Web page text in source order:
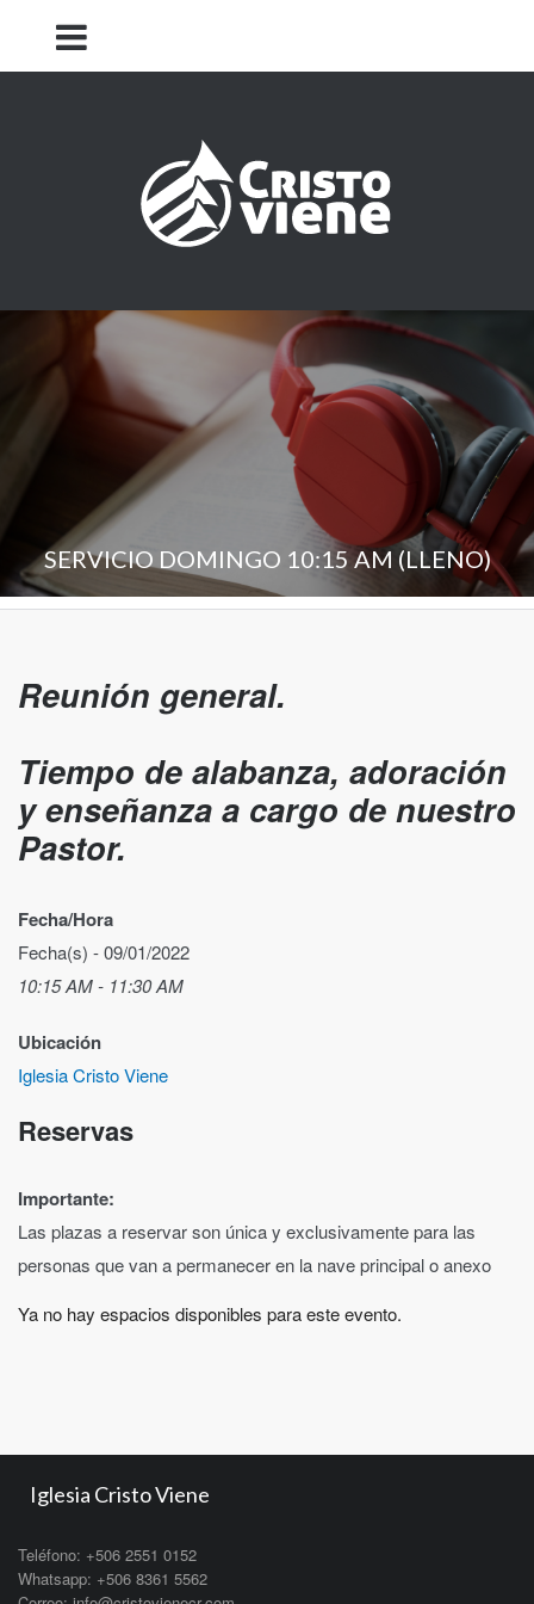
SERVICIO DOMINGO 10:15 AM (LLENO)
Reunión general.
Tiempo de alabanza, adoración
y enseñanza a cargo de nuestro
Pastor.
Fecha/Hora
Fecha(s) - 09/01/2022
10:15 AM - 11:30 AM
Ubicación
Iglesia Cristo Viene
Reservas
Importante:
Las plazas a reservar son única y exclusivamente para las
personas que van a permanecer en la nave principal o anexo
Ya no hay espacios disponibles para este evento.
Iglesia Cristo Viene
Teléfono: +506 2551 0152
Whatsapp: +506 8361 5562